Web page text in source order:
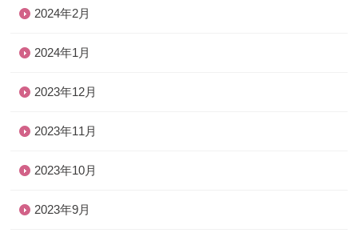
2024年2月
2024年1月
2023年12月
2023年11月
2023年10月
2023年9月